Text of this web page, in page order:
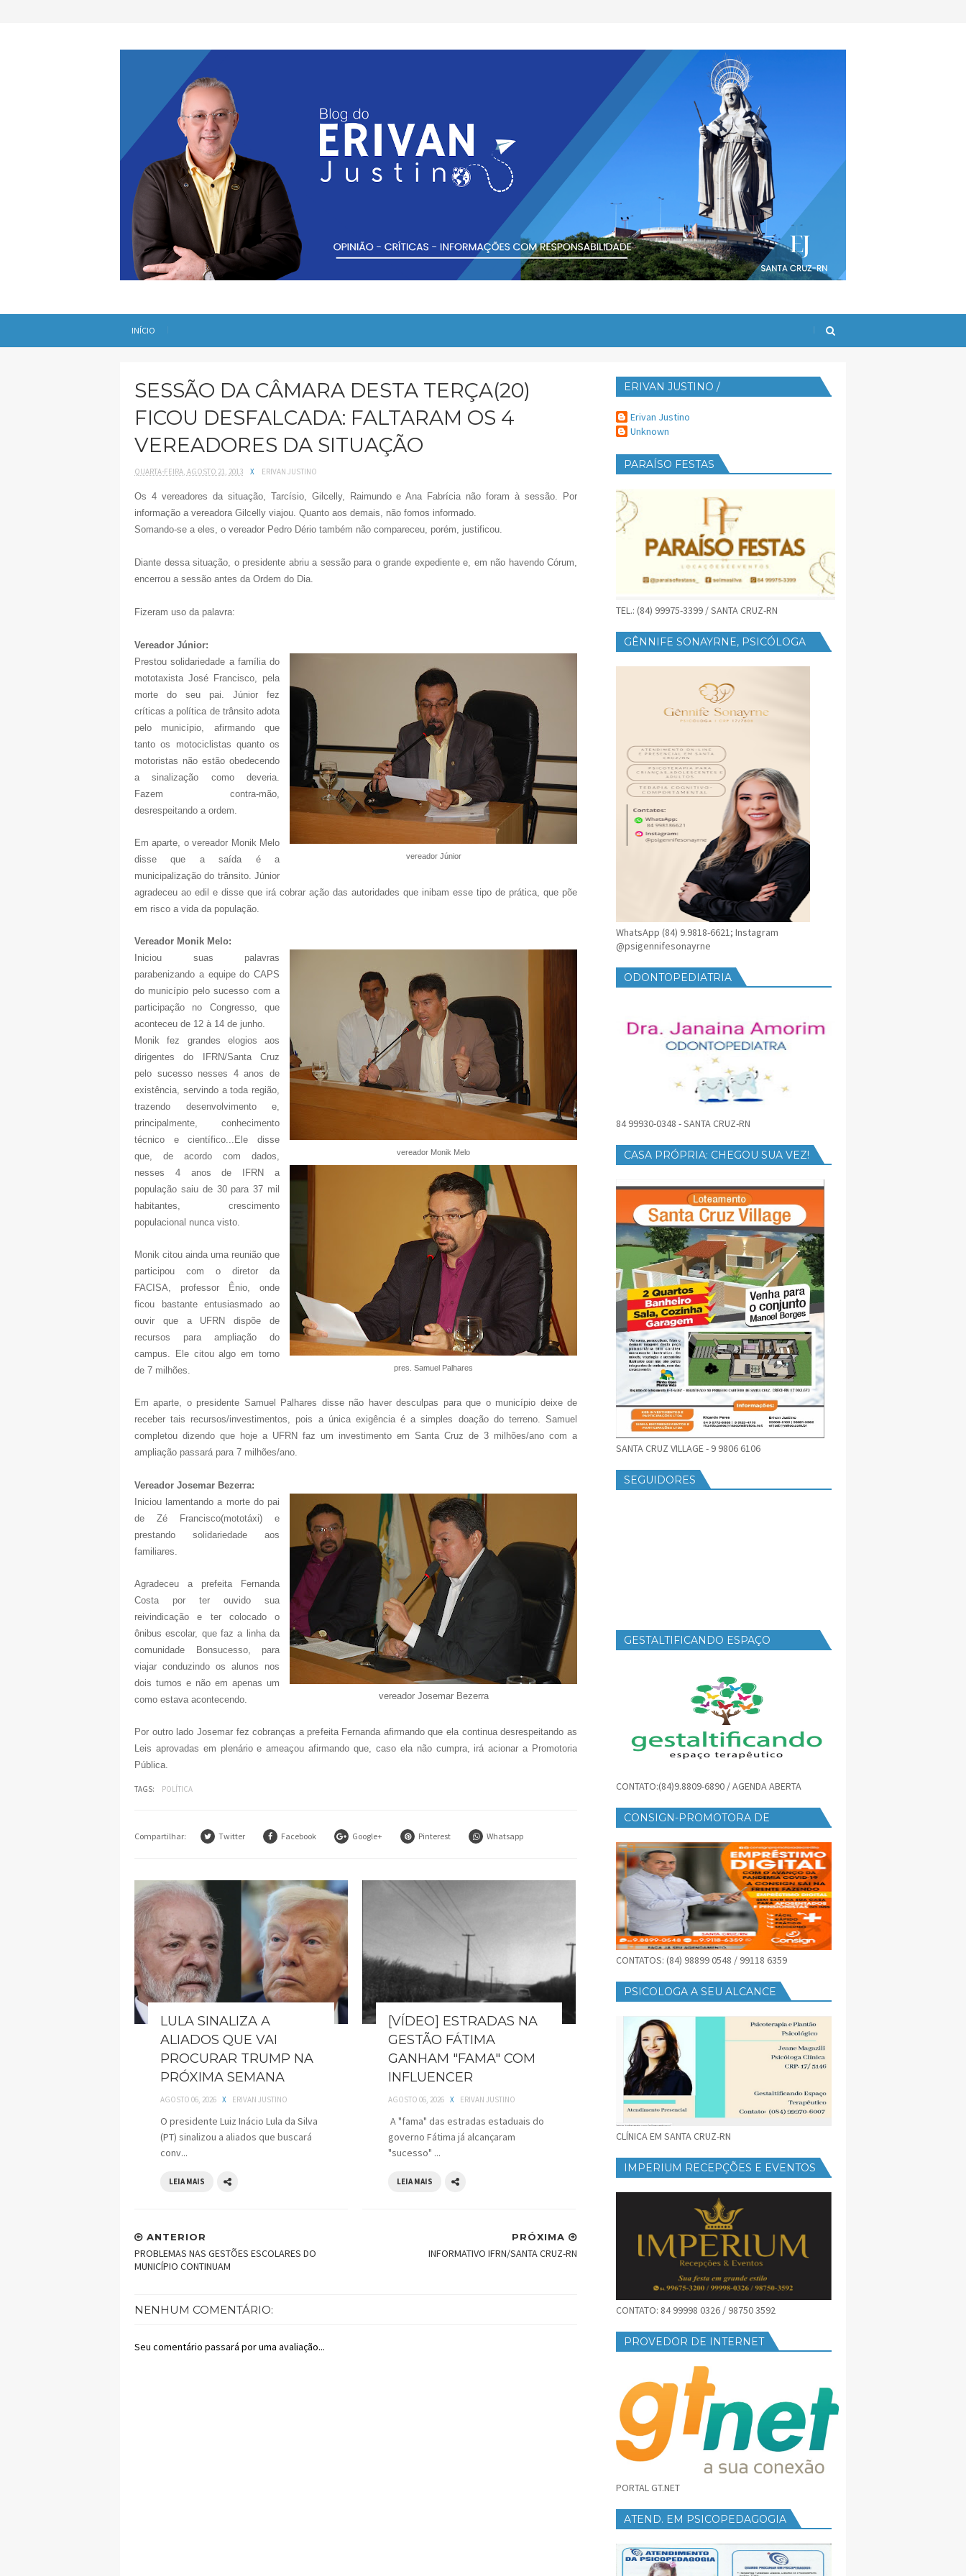
INÍCIO
SESSÃO DA CÂMARA DESTA TERÇA(20)
FICOU DESFALCADA: FALTARAM OS 4
VEREADORES DA SITUAÇÃO
QUARTA-FEIRA, AGOSTO 21, 2013 X ERIVAN JUSTINO
Os 4 vereadores da situação, Tarcísio, Gilcelly, Raimundo e Ana Fabrícia não foram à sessão. Por
informação a vereadora Gilcelly viajou. Quanto aos demais, não fomos informado.
Somando-se a eles, o vereador Pedro Dério também não compareceu, porém, justificou.
Diante dessa situação, o presidente abriu a sessão para o grande expediente e, em não havendo Córum,
encerrou a sessão antes da Ordem do Dia.
Fizeram uso da palavra:
Vereador Júnior:
vereador Júnior
Prestou solidariedade a família do
mototaxista José Francisco, pela
morte do seu pai. Júnior fez
críticas a política de trânsito adota
pelo município, afirmando que
tanto os motociclistas quanto os
motoristas não estão obedecendo
a sinalização como deveria.
Fazem contra-mão,
desrespeitando a ordem.
Em aparte, o vereador Monik Melo
disse que a saída é a
municipalização do trânsito. Júnior
agradeceu ao edil e disse que irá cobrar ação das autoridades que inibam esse tipo de prática, que põe
em risco a vida da população.
Vereador Monik Melo:
vereador Monik Melo
Iniciou suas palavras
parabenizando a equipe do CAPS
do município pelo sucesso com a
participação no Congresso, que
aconteceu de 12 à 14 de junho.
pres. Samuel Palhares
Monik fez grandes elogios aos
dirigentes do IFRN/Santa Cruz
pelo sucesso nesses 4 anos de
existência, servindo a toda região,
trazendo desenvolvimento e,
principalmente, conhecimento
técnico e científico...Ele disse
que, de acordo com dados,
nesses 4 anos de IFRN a
população saiu de 30 para 37 mil
habitantes, crescimento
populacional nunca visto.
Monik citou ainda uma reunião que
participou com o diretor da
FACISA, professor Ênio, onde
ficou bastante entusiasmado ao
ouvir que a UFRN dispõe de
recursos para ampliação do
campus. Ele citou algo em torno
de 7 milhões.
Em aparte, o presidente Samuel Palhares disse não haver desculpas para que o município deixe de
receber tais recursos/investimentos, pois a única exigência é a simples doação do terreno. Samuel
completou dizendo que hoje a UFRN faz um investimento em Santa Cruz de 3 milhões/ano com a
ampliação passará para 7 milhões/ano.
Vereador Josemar Bezerra:
vereador Josemar Bezerra
Iniciou lamentando a morte do pai
de Zé Francisco(mototáxi) e
prestando solidariedade aos
familiares.
Agradeceu a prefeita Fernanda
Costa por ter ouvido sua
reivindicação e ter colocado o
ônibus escolar, que faz a linha da
comunidade Bonsucesso, para
viajar conduzindo os alunos nos
dois turnos e não em apenas um
como estava acontecendo.
Por outro lado Josemar fez cobranças a prefeita Fernanda afirmando que ela continua desrespeitando as
Leis aprovadas em plenário e ameaçou afirmando que, caso ela não cumpra, irá acionar a Promotoria
Pública.
TAGS: POLÍTICA
Compartilhar: Twitter Facebook Google+ Pinterest Whatsapp
LULA SINALIZA A
ALIADOS QUE VAI
PROCURAR TRUMP NA
PRÓXIMA SEMANA
AGOSTO 06, 2026 X ERIVAN JUSTINO
O presidente Luiz Inácio Lula da Silva
(PT) sinalizou a aliados que buscará
conv...
LEIA MAIS
[VÍDEO] ESTRADAS NA
GESTÃO FÁTIMA
GANHAM "FAMA" COM
INFLUENCER
AGOSTO 06, 2026 X ERIVAN JUSTINO
A "fama" das estradas estaduais do
governo Fátima já alcançaram
"sucesso" ...
LEIA MAIS
PRÓXIMA
INFORMATIVO IFRN/SANTA CRUZ-RN
ANTERIOR
PROBLEMAS NAS GESTÕES ESCOLARES DO
MUNICÍPIO CONTINUAM
NENHUM COMENTÁRIO:
Seu comentário passará por uma avaliação...
ERIVAN JUSTINO /
Erivan Justino
Unknown
PARAÍSO FESTAS
TEL.: (84) 99975-3399 / SANTA CRUZ-RN
GÊNNIFE SONAYRNE, PSICÓLOGA
WhatsApp (84) 9.9818-6621; Instagram
@psigennifesonayrne
ODONTOPEDIATRIA
84 99930-0348 - SANTA CRUZ-RN
CASA PRÓPRIA: CHEGOU SUA VEZ!
SANTA CRUZ VILLAGE - 9 9806 6106
SEGUIDORES
GESTALTIFICANDO ESPAÇO
CONTATO:(84)9.8809-6890 / AGENDA ABERTA
CONSIGN-PROMOTORA DE
CONTATOS: (84) 98899 0548 / 99118 6359
PSICOLOGA A SEU ALCANCE
CLÍNICA EM SANTA CRUZ-RN
IMPERIUM RECEPÇÕES E EVENTOS
CONTATO: 84 99998 0326 / 98750 3592
PROVEDOR DE INTERNET
PORTAL GT.NET
ATEND. EM PSICOPEDAGOGIA